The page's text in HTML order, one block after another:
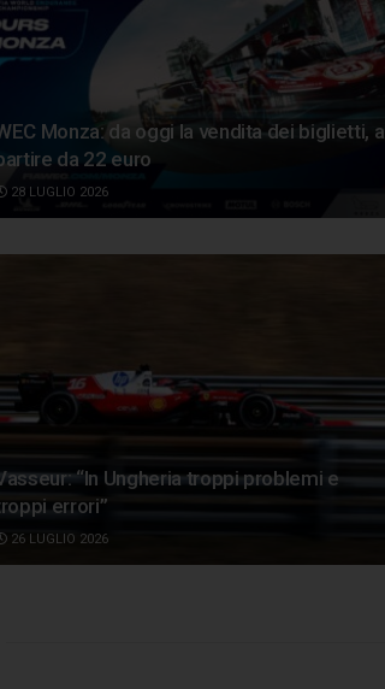
Monza: da oggi la vendita dei biglietti, a
da 22 euro
28 LUGLIO 2026
“In Ungheria troppi problemi e
errori”
26 LUGLIO 2026